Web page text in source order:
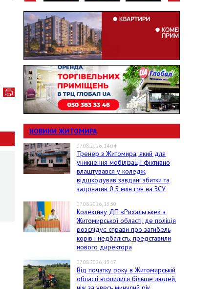
НОВИНИ ЖИТОМИРА
07.08.2026, 14:04
Тренер з Житомира, який для
уникнення мобілізації фіктивно
влаштувався у коледж,
відшкодував завдані збитки та
задонатив 0,5 млн грн на ЗСУ
07.08.2026, 13:30
Колективу ДП «Рихальське» з
Житомирської області, де поліція
розслідує справи про загибель
корів і недбалість, представили
нового директора
07.08.2026, 13:17
Від початку року в Житомирській
області втопилися більше людей,